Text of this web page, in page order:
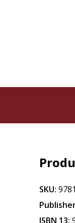
SKU:
ISBN 13: